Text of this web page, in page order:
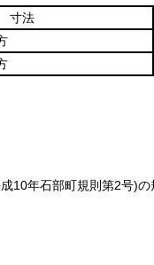
寸法
10年石部町規則第2号)の